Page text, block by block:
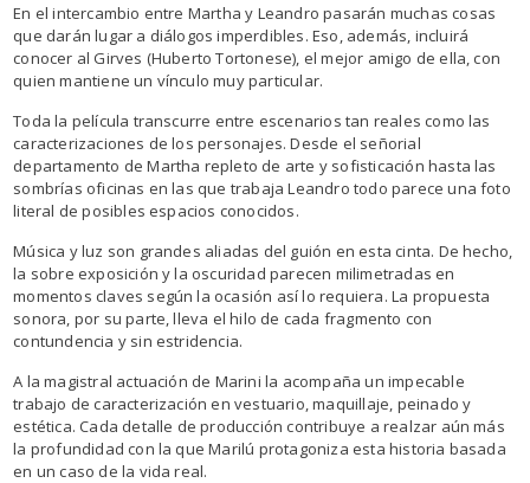
En el intercambio entre Martha y Leandro pasarán muchas cosas
que darán lugar a diálogos imperdibles. Eso, además, incluirá
conocer al Girves (Huberto Tortonese), el mejor amigo de ella, con
quien mantiene un vínculo muy particular.
Toda la película transcurre entre escenarios tan reales como las
caracterizaciones de los personajes. Desde el señorial
departamento de Martha repleto de arte y sofisticación hasta las
sombrías oficinas en las que trabaja Leandro todo parece una foto
literal de posibles espacios conocidos.
Música y luz son grandes aliadas del guión en esta cinta. De hecho,
la sobre exposición y la oscuridad parecen milimetradas en
momentos claves según la ocasión así lo requiera. La propuesta
sonora, por su parte, lleva el hilo de cada fragmento con
contundencia y sin estridencia.
A la magistral actuación de Marini la acompaña un impecable
trabajo de caracterización en vestuario, maquillaje, peinado y
estética. Cada detalle de producción contribuye a realzar aún más
la profundidad con la que Marilú protagoniza esta historia basada
en un caso de la vida real.